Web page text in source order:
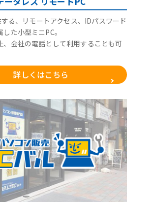
る、リモートアクセス、IDパスワード
た小型ミニPC。
、会社の電話として利用することも可
詳しくはこちら